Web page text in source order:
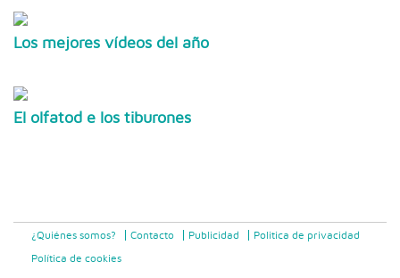
Los mejores vídeos del año
El olfatod e los tiburones
¿Quiénes somos? Contacto Publicidad Politica de privacidad
Política de cookies